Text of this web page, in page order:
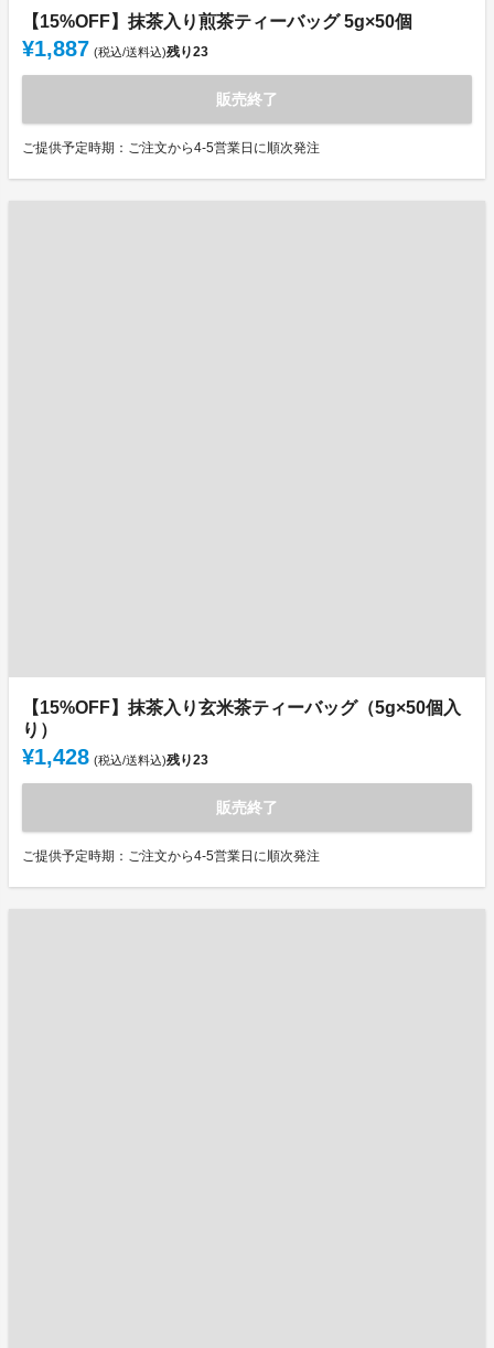
【15%OFF】抹茶入り煎茶ティーバッグ 5g×50個
¥1,887 (税込/送料込)残り23
販売終了
ご提供予定時期：ご注文から4-5営業日に順次発注
【15%OFF】抹茶入り玄米茶ティーバッグ（5g×50個入
り）
¥1,428 (税込/送料込)残り23
販売終了
ご提供予定時期：ご注文から4-5営業日に順次発注